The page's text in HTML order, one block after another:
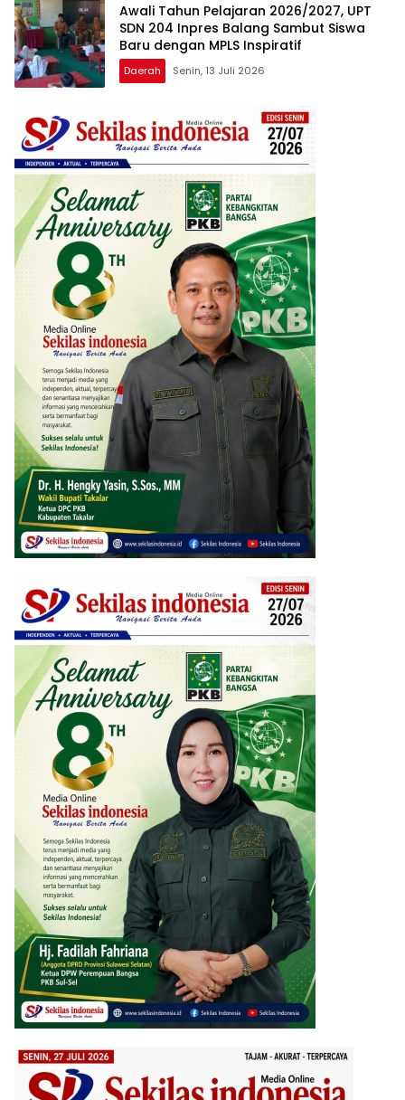
Awali Tahun Pelajaran 2026/2027, UPT
SDN 204 Inpres Balang Sambut Siswa
Baru dengan MPLS Inspiratif
Daerah Senin, 13 Juli 2026